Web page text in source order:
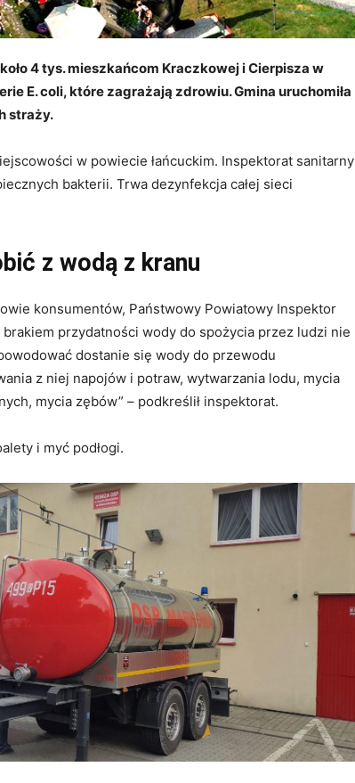
4 tys. mieszkańcom Kraczkowej i Cierpisza w
E. coli, które zagrażają zdrowiu. Gmina uruchomiła
straży.
w powiecie łańcuckim. Inspektorat sanitarny
bakterii. Trwa dezynfekcja całej sieci
z wodą z kranu
konsumentów, Państwowy Powiatowy Inspektor
przydatności wody do spożycia przez ludzi nie
dostanie się wody do przewodu
z niej napojów i potraw, wytwarzania lodu, mycia
mycia zębów” – podkreślił inspektorat.
i myć podłogi.